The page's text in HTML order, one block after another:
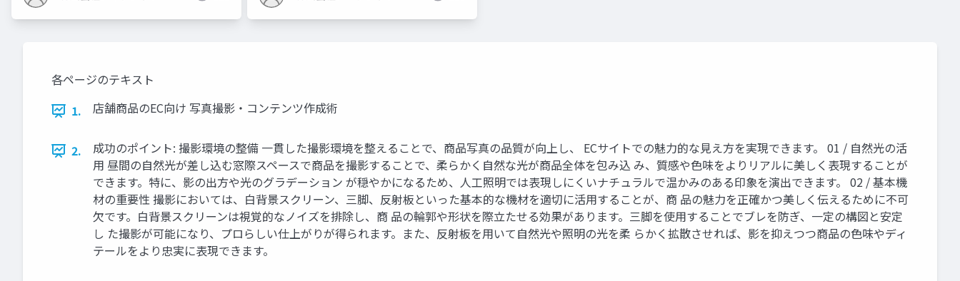
各ページのテキスト
1.
店舗商品のEC向け 写真撮影・コンテンツ作成術
2.
成功のポイント: 撮影環境の整備 一貫した撮影環境を整えることで、商品写真の品質が向上し、 ECサイトでの魅力的な見え方を実現できます。 01 / 自然光の活
用 昼間の自然光が差し込む窓際スペースで商品を撮影することで、柔らかく自然な光が商品全体を包み込 み、質感や色味をよりリアルに美しく表現することが
できます。特に、影の出方や光のグラデーション が穏やかになるため、人工照明では表現しにくいナチュラルで温かみのある印象を演出できます。 02 / 基本機
材の重要性 撮影においては、白背景スクリーン、三脚、反射板といった基本的な機材を適切に活用することが、商 品の魅力を正確かつ美しく伝えるために不可
欠です。白背景スクリーンは視覚的なノイズを排除し、商 品の輪郭や形状を際立たせる効果があります。三脚を使用することでブレを防ぎ、一定の構図と安定
し た撮影が可能になり、プロらしい仕上がりが得られます。また、反射板を用いて自然光や照明の光を柔 らかく拡散させれば、影を抑えつつ商品の色味やディ
テールをより忠実に表現できます。